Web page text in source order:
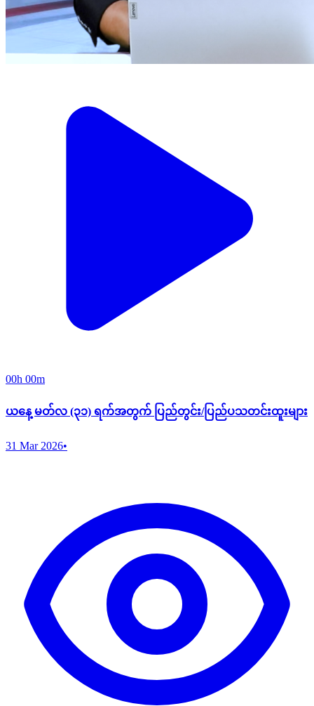
00h 00m
ယနေ့ မတ်လ (၃၁) ရက်အတွက် ပြည်တွင်း/ပြည်ပသတင်းထူးများ
31 Mar 2026•